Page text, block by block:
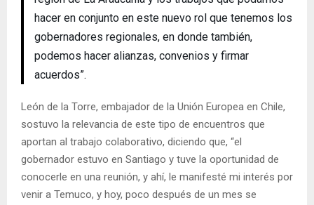
hacer en conjunto en este nuevo rol que tenemos los
gobernadores regionales, en donde también,
podemos hacer alianzas, convenios y firmar
acuerdos”.
León de la Torre, embajador de la Unión Europea en Chile,
sostuvo la relevancia de este tipo de encuentros que
aportan al trabajo colaborativo, diciendo que, “el
gobernador estuvo en Santiago y tuve la oportunidad de
conocerle en una reunión, y ahí, le manifesté mi interés por
venir a Temuco, y hoy, poco después de un mes se